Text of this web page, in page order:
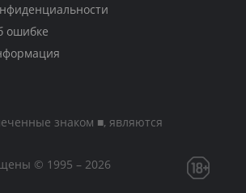
ошибке
знаком ■, являются
© 1995 – 2026